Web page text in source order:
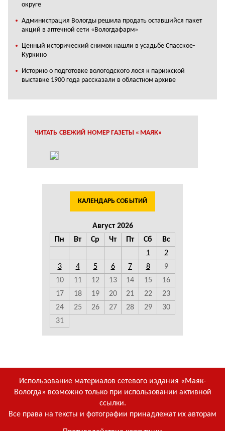
округе
Администрация Вологды решила продать оставшийся пакет
акций в аптечной сети «Вологдафарм»
Ценный исторический снимок нашли в усадьбе Спасское-
Куркино
Историю о подготовке вологодского лося к парижской
выставке 1900 года рассказали в областном архиве
ЧИТАТЬ СВЕЖИЙ НОМЕР ГАЗЕТЫ «МАЯК»
КАЛЕНДАРЬ СОБЫТИЙ
Август 2026
Пн
Вт Ср Чт Пт Сб
Вс
1
2
3
4 5 6 7 8
9
10
11 12 13 14 15
16
17
18 19 20 21 22
23
24
25 26 27 28 29
30
31
Использование материалов сетевого издания «Маяк-
Вологда» возможно только при использовании активной
ссылки.
Все права на тексты и фотографии принадлежат их авторам